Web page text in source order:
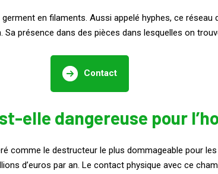
en filaments. Aussi appelé hyphes, ce
présence dans des pièces dans lesquelles on
Contact
elle dangereuse pour
comme le destructeur le plus dommageable pour
d’euros par an. Le contact physique avec ce